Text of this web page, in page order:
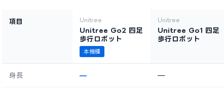
項目 Unitree
Unitree Go2 四足
歩行ロボット
本機種
Unitree
Unitree Go1 四足
歩行ロボット
身長 — —